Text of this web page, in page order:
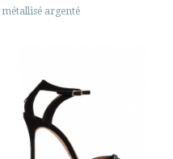
métallisé argenté